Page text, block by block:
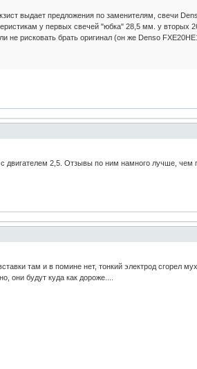
выдает предложения по заменителям, свечи
у первых свечей "юбка" 28,5 мм. у вторых
рисковать брать оригинал (он же Denso
двигателем 2,5. Отзывы по ним намного лучше, чем
там и в помине нет, тонкий электрод сгорел
они будут куда как дороже....